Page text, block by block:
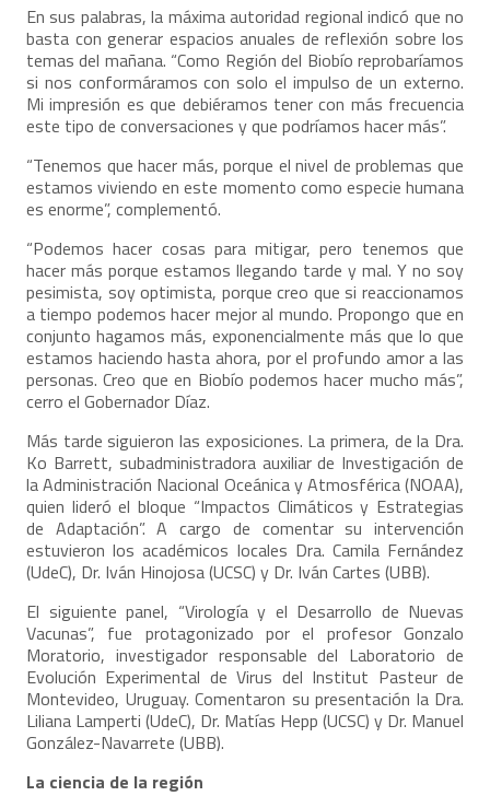
En sus palabras, la máxima autoridad regional indicó que no
basta con generar espacios anuales de reflexión sobre los
temas del mañana. “Como Región del Biobío reprobaríamos
si nos conformáramos con solo el impulso de un externo.
Mi impresión es que debiéramos tener con más frecuencia
este tipo de conversaciones y que podríamos hacer más”.
“Tenemos que hacer más, porque el nivel de problemas que
estamos viviendo en este momento como especie humana
es enorme”, complementó.
“Podemos hacer cosas para mitigar, pero tenemos que
hacer más porque estamos llegando tarde y mal. Y no soy
pesimista, soy optimista, porque creo que si reaccionamos
a tiempo podemos hacer mejor al mundo. Propongo que en
conjunto hagamos más, exponencialmente más que lo que
estamos haciendo hasta ahora, por el profundo amor a las
personas. Creo que en Biobío podemos hacer mucho más”,
cerro el Gobernador Díaz.
Más tarde siguieron las exposiciones. La primera, de la Dra.
Ko Barrett, subadministradora auxiliar de Investigación de
la Administración Nacional Oceánica y Atmosférica (NOAA),
quien lideró el bloque “Impactos Climáticos y Estrategias
de Adaptación”. A cargo de comentar su intervención
estuvieron los académicos locales Dra. Camila Fernández
(UdeC), Dr. Iván Hinojosa (UCSC) y Dr. Iván Cartes (UBB).
El siguiente panel, “Virología y el Desarrollo de Nuevas
Vacunas”, fue protagonizado por el profesor Gonzalo
Moratorio, investigador responsable del Laboratorio de
Evolución Experimental de Virus del Institut Pasteur de
Montevideo, Uruguay. Comentaron su presentación la Dra.
Liliana Lamperti (UdeC), Dr. Matías Hepp (UCSC) y Dr. Manuel
González-Navarrete (UBB).
La ciencia de la región